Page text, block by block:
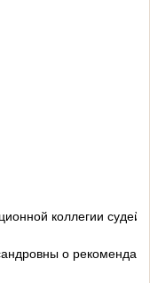
коллегии судей
о